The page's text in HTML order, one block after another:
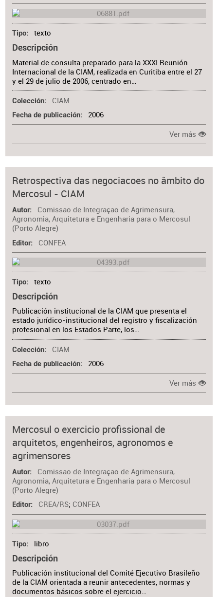
Tipo texto
Descripción
Material de consulta preparado para la XXXI Reunión
Internacional de la CIAM, realizada en Curitiba entre el 27
y el 29 de julio de 2006, centrado en…
Colección CIAM
Fecha de publicación 2006
Ver más
Retrospectiva das negociacoes no âmbito do
Mercosul - CIAM
Autor
Comissao de Integraçao de Agrimensura,
Agronomia, Arquitetura e Engenharia para o Mercosul
(Porto Alegre)
Editor CONFEA
Tipo texto
Descripción
Publicación institucional de la CIAM que presenta el
estado jurídico-institucional del registro y fiscalización
profesional en los Estados Parte, los…
Colección CIAM
Fecha de publicación 2006
Ver más
Mercosul o exercicio profissional de
arquitetos, engenheiros, agronomos e
agrimensores
Autor
Comissao de Integraçao de Agrimensura,
Agronomia, Arquitetura e Engenharia para o Mercosul
(Porto Alegre)
Editor CREA/RS; CONFEA
Tipo libro
Descripción
Publicación institucional del Comité Ejecutivo Brasileño
de la CIAM orientada a reunir antecedentes, normas y
documentos básicos sobre el ejercicio…